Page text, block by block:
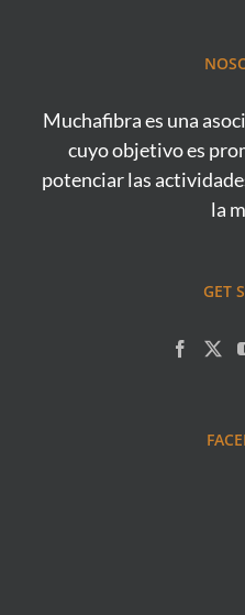
Muchafibra es una
cuyo objetivo es
potenciar las
la
GET